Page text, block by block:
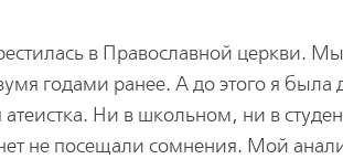
в Православной церкви.
годами ранее. А до этого я была
Ни в школьном, ни в
не посещали сомнения. Мой